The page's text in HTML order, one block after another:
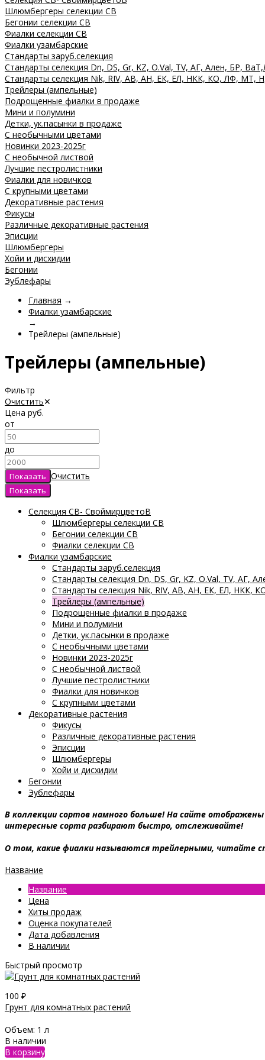
Шлюмбергеры селекции СВ
Бегонии селекции СВ
Фиалки селекции СВ
Фиалки узамбарские
Стандарты заруб.селекция
Стандарты селекция Dn, DS, Gr, KZ, O.Val, TV, АГ, Ален, БР,
Стандарты селекция Nik, RIV, АВ, АН, ЕК, ЕЛ, НКК, КО, ЛФ,
Трейлеры (ампельные)
Подрощенные фиалки в продаже
Мини и полумини
Детки, ук.пасынки в продаже
С необычными цветами
Новинки 2023-2025г
С необычной листвой
Лучшие пестролистники
Фиалки для новичков
С крупными цветами
Декоративные растения
Фикусы
Различные декоративные растения
Эписции
Шлюмбергеры
Хойи и дисхидии
Бегонии
Эублефары
Главная →
Фиалки узамбарские
→
Трейлеры (ампельные)
Трейлеры (ампельные)
Фильтр
Очистить✕
Цена руб.
от
до
Очистить
Селекция СВ- СвоймирцветоВ
Шлюмбергеры селекции СВ
Бегонии селекции СВ
Фиалки селекции СВ
Фиалки узамбарские
Стандарты заруб.селекция
Стандарты селекция Dn, DS, Gr, KZ, O.Val, TV, АГ,
Стандарты селекция Nik, RIV, АВ, АН, ЕК, ЕЛ,
Трейлеры (ампельные)
Подрощенные фиалки в продаже
Мини и полумини
Детки, ук.пасынки в продаже
С необычными цветами
Новинки 2023-2025г
С необычной листвой
Лучшие пестролистники
Фиалки для новичков
С крупными цветами
Декоративные растения
Фикусы
Различные декоративные растения
Эписции
Шлюмбергеры
Хойи и дисхидии
Бегонии
Эублефары
В коллекции сортов намного больше! На сайте
интересные сорта разбирают быстро, отслеживайте!
О том, какие фиалки называются трейлерными, читайте
Название
Название
Цена
Хиты продаж
Оценка покупателей
Дата добавления
В наличии
Быстрый просмотр
100 ₽
Грунт для комнатных растений
Объем: 1 л
В наличии
В корзину